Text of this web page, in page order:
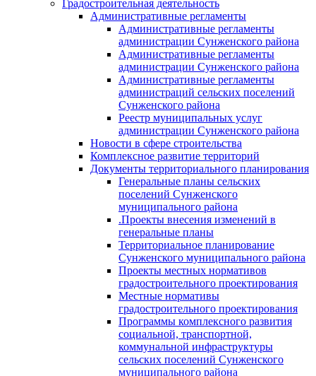
Градостроительная деятельность
Административные регламенты
Административные регламенты
администрации Сунженского района
Административные регламенты
администрации Сунженского района
Административные регламенты
администраций сельских поселений
Сунженского района
Реестр муниципальных услуг
администрации Сунженского района
Новости в сфере строительства
Комплексное развитие территорий
Документы территориального планирования
Генеральные планы сельских
поселений Сунженского
муниципального района
.Проекты внесения изменений в
генеральные планы
Территориальное планирование
Сунженского муниципального района
Проекты местных нормативов
градостроительного проектирования
Местные нормативы
градостроительного проектирования
Программы комплексного развития
социальной, транспортной,
коммунальной инфраструктуры
сельских поселений Сунженского
муниципального района